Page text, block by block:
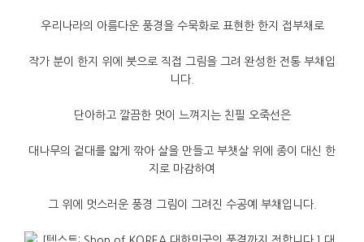
우리나라의 아름다운 풍경을 수묵화로 표현한 한지 접부채로
작가 분이 한지 위에 붓으로 직접 그림을 그려 완성한 전통 부채입
니다
단아하고 깔끔한 멋이 느껴지는 친필 오죽선은
대나무의 겉대를 얇게 깎아 살을 만들고 부챗살 위에 종이 대신 한
지로 마감하여
그 위에 멋스러운 풍경 그림이 그려진 수공예 부채입니다.